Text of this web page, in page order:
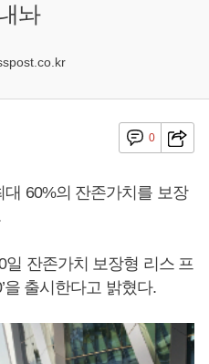
놔
0
60%의 잔존가치를 보장
잔존가치 보장형 리스 프
을 출시한다고 밝혔다.